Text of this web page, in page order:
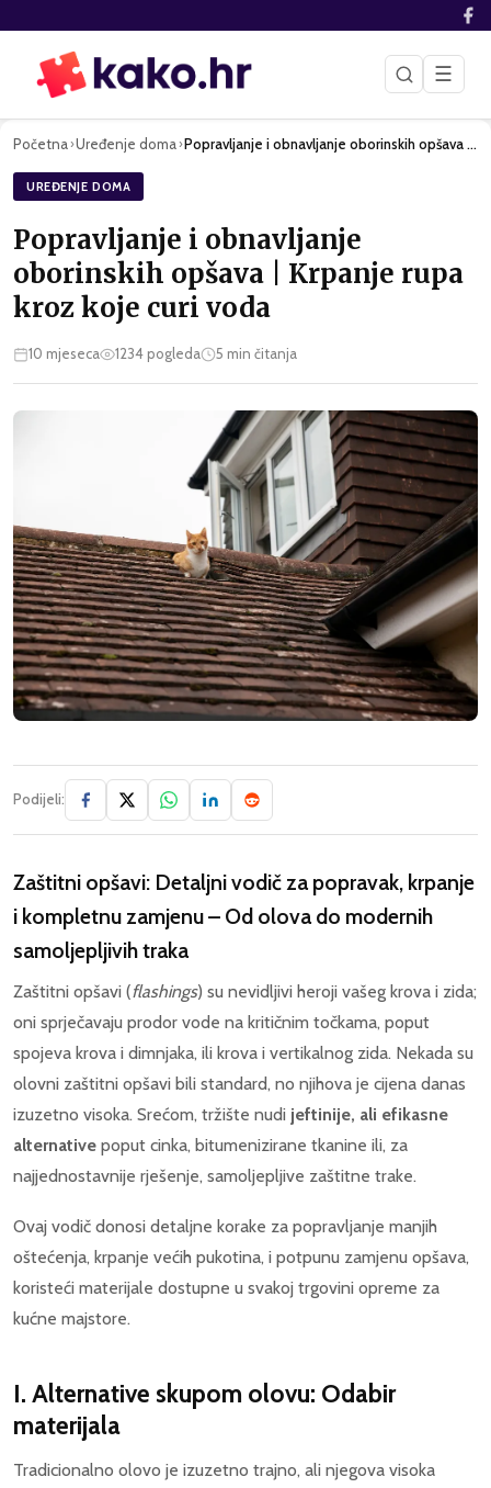
☰
Početna›Uređenje doma› Popravljanje i obnavljanje oborinskih opšava | Krpanje rupa …
UREĐENJE DOMA
Popravljanje i obnavljanje
oborinskih opšava | Krpanje rupa
kroz koje curi voda
10 mjeseca 1234pogleda 5 min čitanja
Podijeli:
Zaštitni opšavi: Detaljni vodič za popravak, krpanje
i kompletnu zamjenu – Od olova do modernih
samoljepljivih traka
Zaštitni opšavi (flashings) su nevidljivi heroji vašeg krova i zida;
oni sprječavaju prodor vode na kritičnim točkama, poput
spojeva krova i dimnjaka, ili krova i vertikalnog zida. Nekada su
olovni zaštitni opšavi bili standard, no njihova je cijena danas
izuzetno visoka. Srećom, tržište nudi jeftinije, ali efikasne
alternative poput cinka, bitumenizirane tkanine ili, za
najjednostavnije rješenje, samoljepljive zaštitne trake.
Ovaj vodič donosi detaljne korake za popravljanje manjih
oštećenja, krpanje većih pukotina, i potpunu zamjenu opšava,
koristeći materijale dostupne u svakoj trgovini opreme za
kućne majstore.
I. Alternative skupom olovu: Odabir
materijala
Tradicionalno olovo je izuzetno trajno, ali njegova visoka